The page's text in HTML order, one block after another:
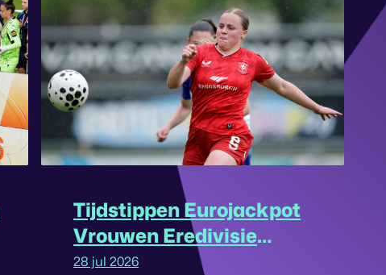
Tijdstippen Eurojackpot
Vrouwen Eredivisie
omgedraaid
28 jul 2026